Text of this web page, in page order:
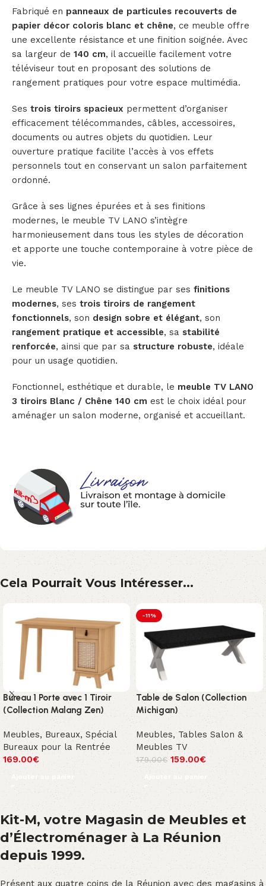
Fabriqué en panneaux de particules recouverts de
papier décor coloris blanc et chêne, ce meuble offre
une excellente résistance et une finition soignée. Avec
sa largeur de 140 cm, il accueille facilement votre
téléviseur tout en proposant des solutions de
rangement pratiques pour votre espace multimédia.
Ses trois tiroirs spacieux permettent d’organiser
efficacement télécommandes, câbles, accessoires,
documents ou autres objets du quotidien. Leur
ouverture pratique facilite l’accès à vos effets
personnels tout en conservant un salon parfaitement
ordonné.
Grâce à ses lignes épurées et à ses finitions
modernes, le meuble TV LANO s’intègre
harmonieusement dans tous les styles de décoration
et apporte une touche contemporaine à votre pièce de
vie.
Le meuble TV LANO se distingue par ses finitions
modernes, ses trois tiroirs de rangement
fonctionnels, son design sobre et élégant, son
rangement pratique et accessible, sa stabilité
renforcée, ainsi que par sa structure robuste, idéale
pour un usage quotidien.
Fonctionnel, esthétique et durable, le meuble TV LANO
3 tiroirs Blanc / Chêne 140 cm est le choix idéal pour
aménager un salon moderne, organisé et accueillant.
Cela Pourrait Vous Intéresser...
Bureau 1 Porte avec 1 Tiroir
(Collection Malang Zen)
Meubles, Bureaux, Spécial
Bureaux pour la Rentrée
169.00€
Ajouter au panier
-11%
Table de Salon (Collection
Michigan)
Meubles, Tables Salon &
Meubles TV
179.00€ 159.00€
Ajouter au panier
Kit-M, votre Magasin de Meubles et
d’Électroménager à La Réunion
depuis 1999.